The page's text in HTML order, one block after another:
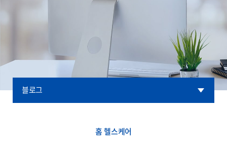
블로그
홈 헬스케어